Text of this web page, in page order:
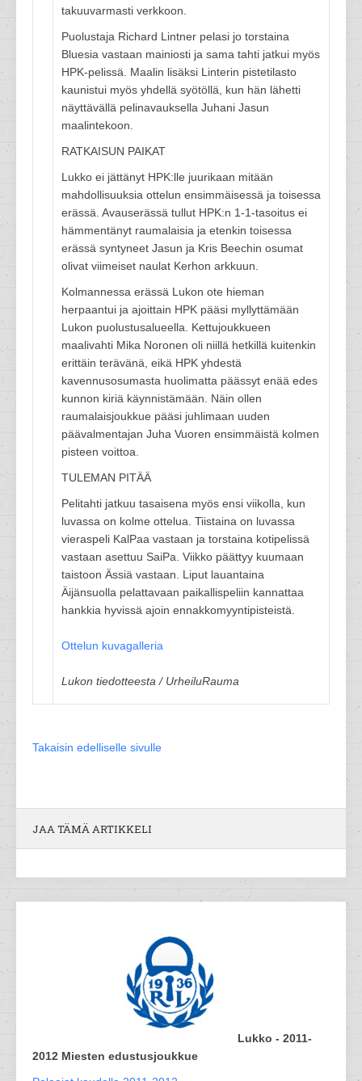
takuuvarmasti verkkoon.
Puolustaja Richard Lintner pelasi jo torstaina
Bluesia vastaan mainiosti ja sama tahti jatkui myös
HPK-pelissä. Maalin lisäksi Linterin pistetilasto
kaunistui myös yhdellä syötöllä, kun hän lähetti
näyttävällä pelinavauksella Juhani Jasun
maalintekoon.
RATKAISUN PAIKAT
Lukko ei jättänyt HPK:lle juurikaan mitään
mahdollisuuksia ottelun ensimmäisessä ja toisessa
erässä. Avauserässä tullut HPK:n 1-1-tasoitus ei
hämmentänyt raumalaisia ja etenkin toisessa
erässä syntyneet Jasun ja Kris Beechin osumat
olivat viimeiset naulat Kerhon arkkuun.
Kolmannessa erässä Lukon ote hieman
herpaantui ja ajoittain HPK pääsi myllyttämään
Lukon puolustusalueella. Kettujoukkueen
maalivahti Mika Noronen oli niillä hetkillä kuitenkin
erittäin terävänä, eikä HPK yhdestä
kavennusosumasta huolimatta päässyt enää edes
kunnon kiriä käynnistämään. Näin ollen
raumalaisjoukkue pääsi juhlimaan uuden
päävalmentajan Juha Vuoren ensimmäistä kolmen
pisteen voittoa.
TULEMAN PITÄÄ
Pelitahti jatkuu tasaisena myös ensi viikolla, kun
luvassa on kolme ottelua. Tiistaina on luvassa
vieraspeli KalPaa vastaan ja torstaina kotipelissä
vastaan asettuu SaiPa. Viikko päättyy kuumaan
taistoon Ässiä vastaan. Liput lauantaina
Äijänsuolla pelattavaan paikallispeliin kannattaa
hankkia hyvissä ajoin ennakkomyyntipisteistä.
Ottelun kuvagalleria
Lukon tiedotteesta / UrheiluRauma
Takaisin edelliselle sivulle
JAA TÄMÄ ARTIKKELI
Lukko - 2011-
2012 Miesten edustusjoukkue